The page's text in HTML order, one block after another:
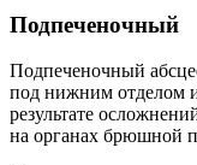
Подпеченочный
Подпеченочный
под нижним отделом
результате
на органах брюшной